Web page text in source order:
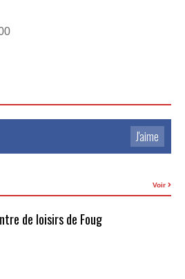
J'aime
Voir
de loisirs de Foug